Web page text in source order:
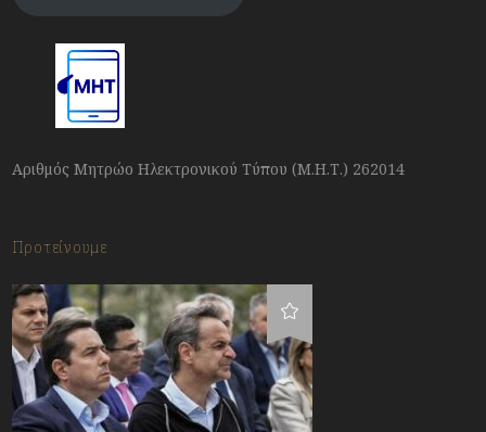
Αριθμός Μητρώο Ηλεκτρονικού Τύπου (Μ.Η.Τ.) 262014
Προτείνουμε